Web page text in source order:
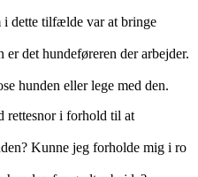
i dette tilfælde var at bringe
det hundeføreren der arbejder.
hunden eller lege med den.
rettesnor i forhold til at
Kunne jeg forholde mig i ro